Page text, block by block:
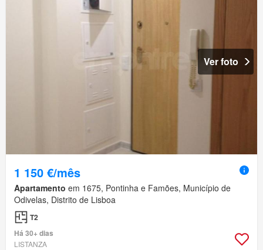
Ver foto
1 150 €/mês
Apartamento em 1675, Pontinha e Famões, Município de
Odivelas, Distrito de Lisboa
T2
Há 30+ dias
LISTANZA